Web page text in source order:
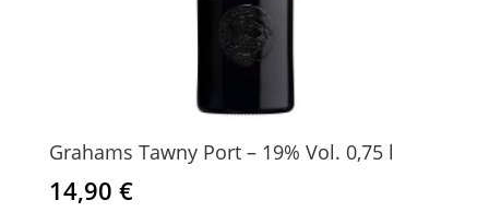
Grahams Tawny Port – 19% Vol. 0,75 l
14,90 €